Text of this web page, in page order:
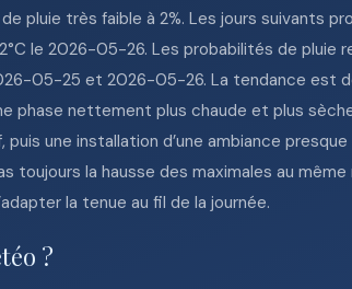
pluie très faible à 2%. Les jours suivants
le 2026-05-26. Les probabilités de
05-25 et 2026-05-26. La tendance est
phase nettement plus chaude et plus
une installation d’une ambiance
toujours la hausse des maximales au
la tenue au fil de la journée.
?